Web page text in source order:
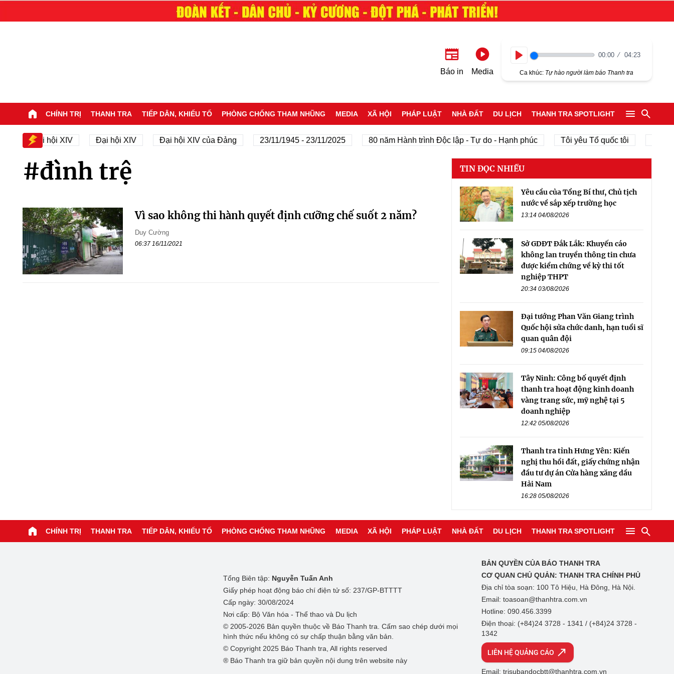
Báo in Media
00:00 04:23
Ca khúc: Tự hào người làm báo Thanh tra
CHÍNH TRỊ THANH TRA TIẾP DÂN, KHIẾU TỐ PHÒNG CHỐNG THAM NHŨNG MEDIA XÃ HỘI PHÁP LUẬT NHÀ ĐẤT DU LỊCH THANH TRA SPOTLIGHT
sự Đại hội XIV Đại hội XIV Đại hội XIV của Đảng 23/11/1945 - 23/11/2025 80 năm Hành trình Độc lập - Tự do - Hạnh phúc Tôi yêu Tổ quốc tôi
#đình trệ
Vì sao không thi hành quyết định cưỡng chế suốt 2 năm?
Duy Cường
06:37 16/11/2021
TIN ĐỌC NHIỀU
Yêu cầu của Tổng Bí thư, Chủ tịch
nước về sắp xếp trường học
13:14 04/08/2026
Sở GDĐT Đắk Lắk: Khuyến cáo
không lan truyền thông tin chưa
được kiểm chứng về kỳ thi tốt
nghiệp THPT
20:34 03/08/2026
Đại tướng Phan Văn Giang trình
Quốc hội sửa chức danh, hạn tuổi sĩ
quan quân đội
09:15 04/08/2026
Tây Ninh: Công bố quyết định
thanh tra hoạt động kinh doanh
vàng trang sức, mỹ nghệ tại 5
doanh nghiệp
12:42 05/08/2026
Thanh tra tỉnh Hưng Yên: Kiến
nghị thu hồi đất, giấy chứng nhận
đầu tư dự án Cửa hàng xăng dầu
Hải Nam
16:28 05/08/2026
CHÍNH TRỊ THANH TRA TIẾP DÂN, KHIẾU TỐ PHÒNG CHỐNG THAM NHŨNG MEDIA XÃ HỘI PHÁP LUẬT NHÀ ĐẤT DU LỊCH THANH TRA SPOTLIGHT
Tổng Biên tập: Nguyễn Tuấn Anh
Giấy phép hoạt động báo chí điện tử số: 237/GP-BTTTT
Cấp ngày: 30/08/2024
Nơi cấp: Bộ Văn hóa - Thể thao và Du lịch
© 2005-2026 Bản quyền thuộc về Báo Thanh tra. Cấm sao chép dưới mọi
hình thức nếu không có sự chấp thuận bằng văn bản.
© Copyright 2025 Báo Thanh tra, All rights reserved
® Báo Thanh tra giữ bản quyền nội dung trên website này
BẢN QUYỀN CỦA BÁO THANH TRA
CƠ QUAN CHỦ QUẢN: THANH TRA CHÍNH PHỦ
Địa chỉ tòa soạn: 100 Tô Hiệu, Hà Đông, Hà Nội.
Email: toasoan@thanhtra.com.vn
Hotline: 090.456.3399
Điện thoại: (+84)24 3728 - 1341 / (+84)24 3728 -
1342
LIÊN HỆ QUẢNG CÁO
Email: trisubandocbtt@thanhtra.com.vn